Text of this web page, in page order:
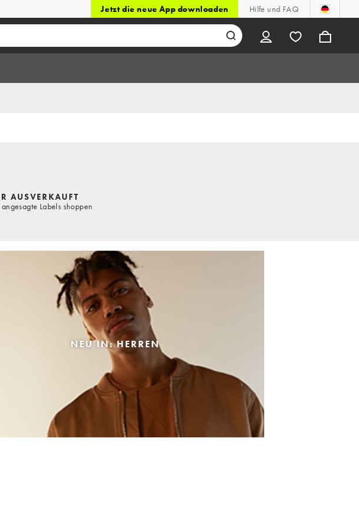
Jetzt die neue App downloaden Hilfe und FAQ
AUSVERKAUFT
Labels shoppen
NEU IN: HERREN